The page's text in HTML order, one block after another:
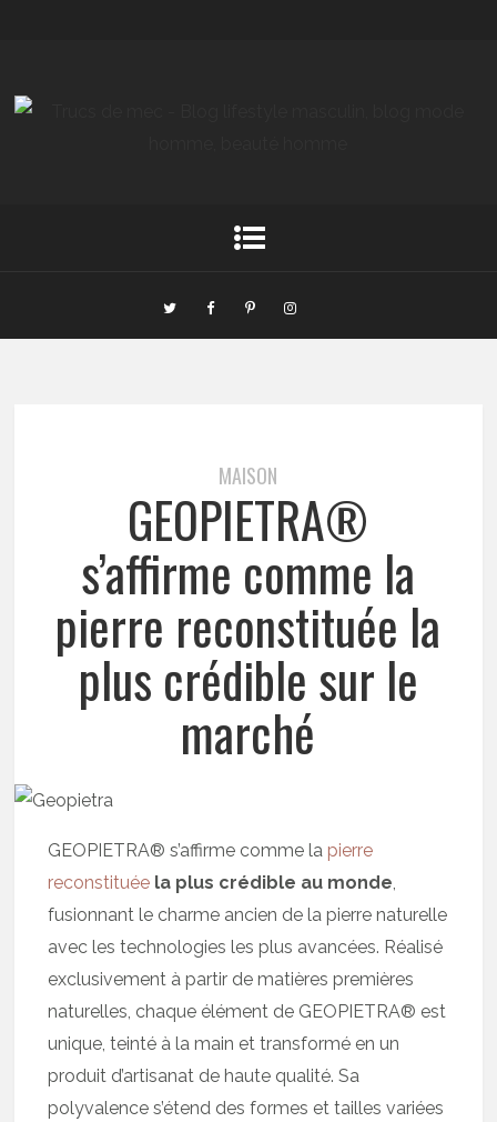
MAISON
GEOPIETRA®
s’affirme comme la
pierre reconstituée la
plus crédible sur le
marché
GEOPIETRA® s’affirme comme la pierre
reconstituée la plus crédible au monde,
fusionnant le charme ancien de la pierre naturelle
avec les technologies les plus avancées. Réalisé
exclusivement à partir de matières premières
naturelles, chaque élément de GEOPIETRA® est
unique, teinté à la main et transformé en un
produit d’artisanat de haute qualité. Sa
polyvalence s’étend des formes et tailles variées